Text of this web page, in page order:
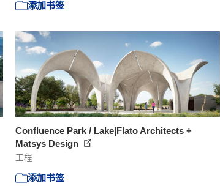
添加书签
Confluence Park / Lake|Flato Architects +
Matsys Design
工程
添加书签